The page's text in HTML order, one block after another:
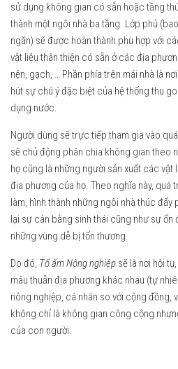
sử dụng không gian có sẵn hoặc tầng
thành một ngôi nhà ba tầng. Lớp phủ
ngăn) sẽ được hoàn thành phù hợp với
vật liệu thân thiện có sẵn ở các địa
nện, gạch, … Phần phía trên mái nhà là
hút sự chú ý đặc biệt của hệ thống thu
dụng nước.
Người dùng sẽ trực tiếp tham gia vào
sẽ chủ động phân chia không gian theo
họ cũng là những người sản xuất các vật
địa phương của họ. Theo nghĩa này, quá
làm, hình thành những ngôi nhà thúc
lại sự cân bằng sinh thái cũng như sự ổn
những vùng dễ bị tổn thương.
Do đó, Tổ ấm Nông nghiệp sẽ là nơi hội
mâu thuẫn địa phương khác nhau (tự
nông nghiệp, cá nhân so với cộng đồng,
không chỉ là không gian công cộng
của con người.